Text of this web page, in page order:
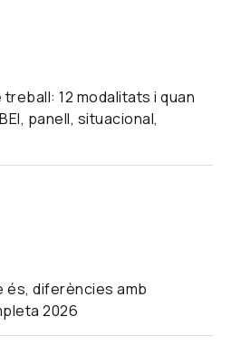
12 modalitats i quan
panell, situacional,
és, diferències amb
2026